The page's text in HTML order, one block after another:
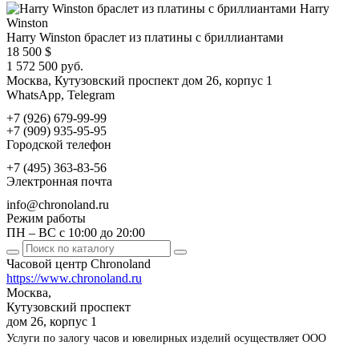
Harry
Winston
Harry Winston браслет из платины с бриллиантами
18 500 $
1 572 500 руб.
Москва, Кутузовский проспект дом 26, корпус 1
WhatsApp, Telegram
+7 (926) 679-99-99
+7 (909) 935-95-95
Городской телефон
+7 (495) 363-83-56
Электронная почта
info@chronoland.ru
Режим работы
ПН – ВС с 10:00 до 20:00
Часовой центр Chronoland
https://www.chronoland.ru
Москва,
Кутузовский проспект
дом 26, корпус 1
Услуги по залогу часов и ювелирных изделий осуществляет ООО